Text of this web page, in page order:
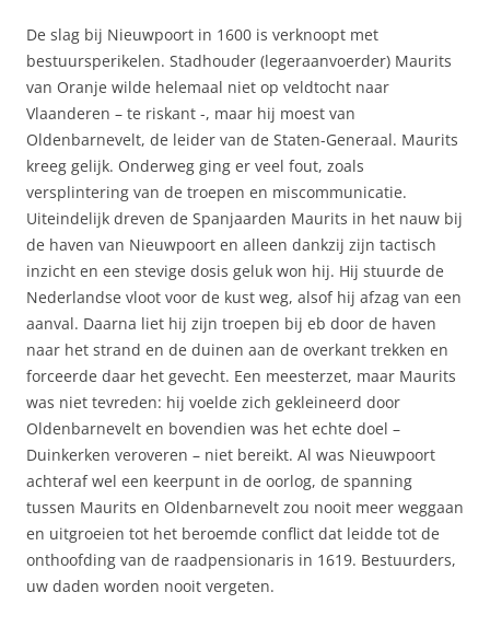
De slag bij Nieuwpoort in 1600 is verknoopt met
bestuursperikelen. Stadhouder (legeraanvoerder) Maurits
van Oranje wilde helemaal niet op veldtocht naar
Vlaanderen – te riskant -, maar hij moest van
Oldenbarnevelt, de leider van de Staten-Generaal. Maurits
kreeg gelijk. Onderweg ging er veel fout, zoals
versplintering van de troepen en miscommunicatie.
Uiteindelijk dreven de Spanjaarden Maurits in het nauw bij
de haven van Nieuwpoort en alleen dankzij zijn tactisch
inzicht en een stevige dosis geluk won hij. Hij stuurde de
Nederlandse vloot voor de kust weg, alsof hij afzag van een
aanval. Daarna liet hij zijn troepen bij eb door de haven
naar het strand en de duinen aan de overkant trekken en
forceerde daar het gevecht. Een meesterzet, maar Maurits
was niet tevreden: hij voelde zich gekleineerd door
Oldenbarnevelt en bovendien was het echte doel –
Duinkerken veroveren – niet bereikt. Al was Nieuwpoort
achteraf wel een keerpunt in de oorlog, de spanning
tussen Maurits en Oldenbarnevelt zou nooit meer weggaan
en uitgroeien tot het beroemde conflict dat leidde tot de
onthoofding van de raadpensionaris in 1619. Bestuurders,
uw daden worden nooit vergeten.